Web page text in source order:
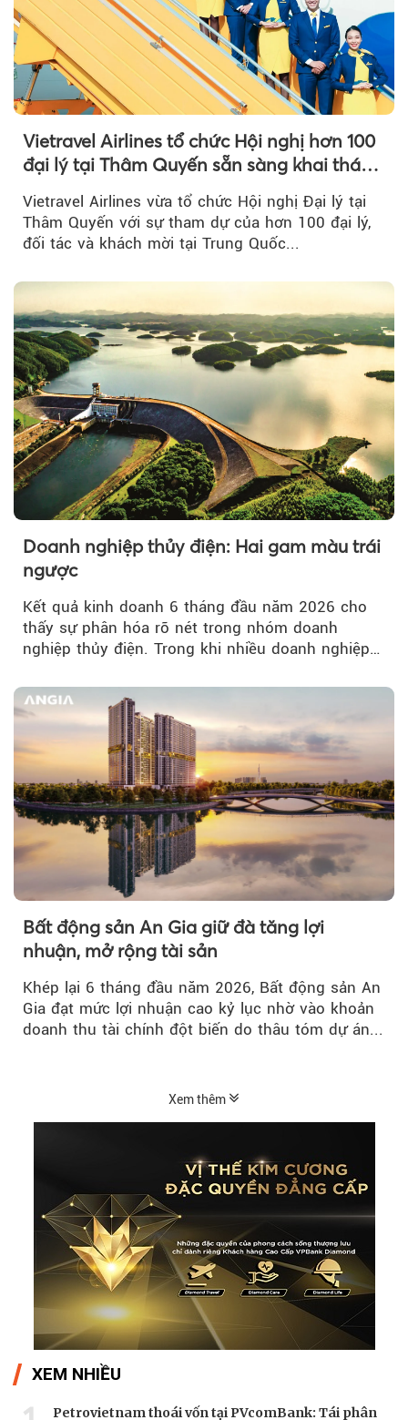
Vietravel Airlines tổ chức Hội nghị hơn 100
đại lý tại Thâm Quyến sẵn sàng khai thác
đường bay thẳng TP.HCM - Thâm Quyến
Vietravel Airlines vừa tổ chức Hội nghị Đại lý tại
Thâm Quyến với sự tham dự của hơn 100 đại lý,
đối tác và khách mời tại Trung Quốc...
Doanh nghiệp thủy điện: Hai gam màu trái
ngược
Kết quả kinh doanh 6 tháng đầu năm 2026 cho
thấy sự phân hóa rõ nét trong nhóm doanh
nghiệp thủy điện. Trong khi nhiều doanh nghiệp
Bất động sản An Gia giữ đà tăng lợi
nhuận, mở rộng tài sản
Khép lại 6 tháng đầu năm 2026, Bất động sản An
Gia đạt mức lợi nhuận cao kỷ lục nhờ vào khoản
doanh thu tài chính đột biến do thâu tóm dự án...
Xem thêm
XEM NHIỀU
Petrovietnam thoái vốn tại PVcomBank: Tái phân